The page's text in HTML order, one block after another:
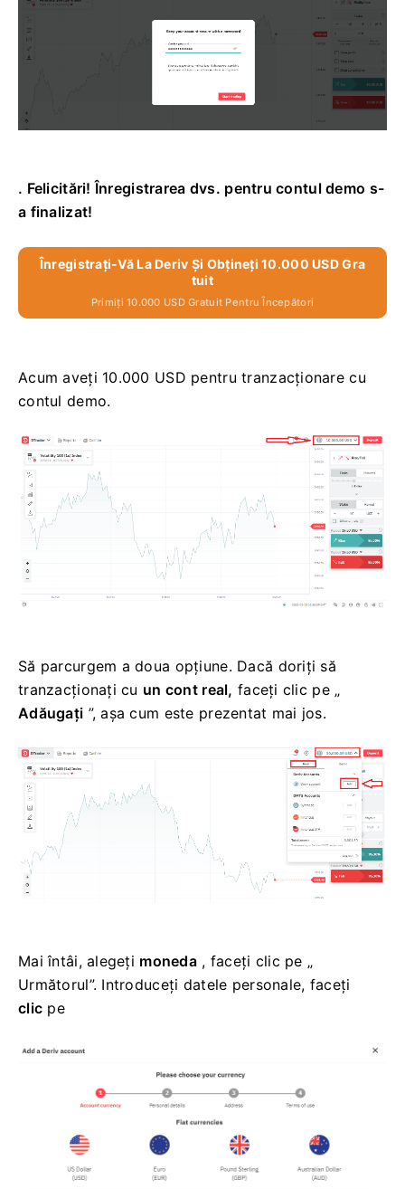
. Felicitări! Înregistrarea dvs. pentru contul demo s-
a finalizat!
Înregistrați-Vă La Deriv Și Obțineți 10.000 USD Gra
Tuit
Primiți 10.000 USD Gratuit Pentru Începători
Acum aveți 10.000 USD pentru tranzacționare cu
contul demo.
Să parcurgem a doua opțiune. Dacă doriți să
tranzacționați cu un cont real, faceți clic pe „
Adăugați ”, așa cum este prezentat mai jos.
Mai întâi, alegeți moneda , faceți clic pe „
Următorul”. Introduceți datele personale, faceți
clic pe